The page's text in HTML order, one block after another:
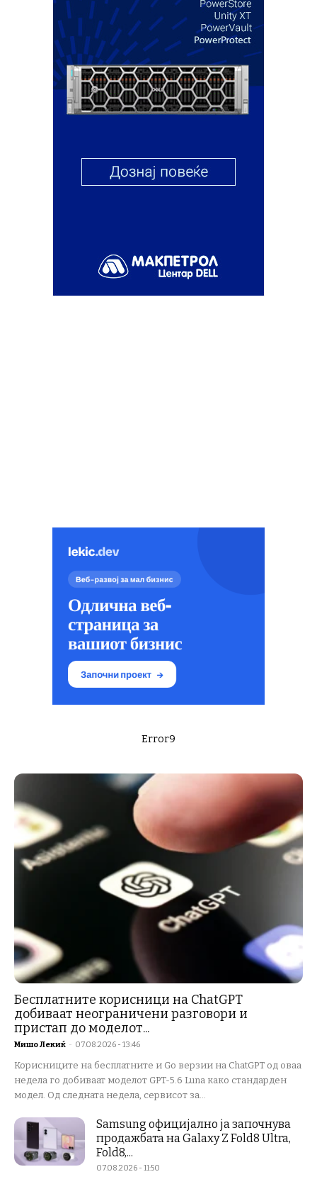
Error9
Бесплатните корисници на ChatGPT
добиваат неограничени разговори и
пристап до моделот...
Мишо Лекиќ - 07.08.2026 - 13:46
Корисниците на бесплатните и Go верзии на ChatGPT од оваа
недела го добиваат моделот GPT-5.6 Luna како стандарден
модел. Од следната недела, сервисот за...
Samsung официјално ја започнува
продажбата на Galaxy Z Fold8 Ultra,
Fold8,...
07.08.2026 - 11:50